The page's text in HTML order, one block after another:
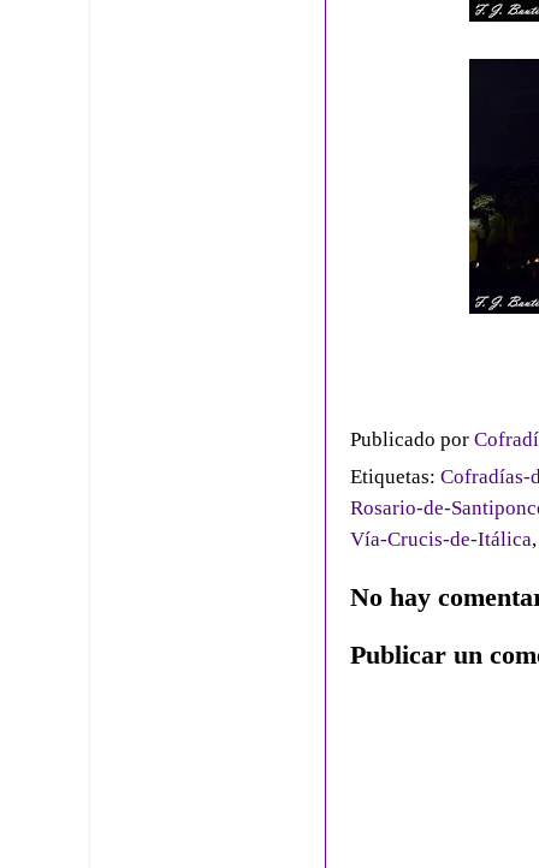
Publicado por
Etiquetas: Cofradías-
Rosario-de-
Vía-Crucis-de-Itálica
No hay
Publicar un